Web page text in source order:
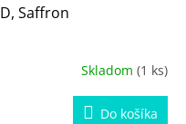
Saffron
Skladom (1 ks)
Do košíka